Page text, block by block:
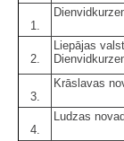
1.
2.
Liepājas
3.
Krāslavas
4.
Ludzas